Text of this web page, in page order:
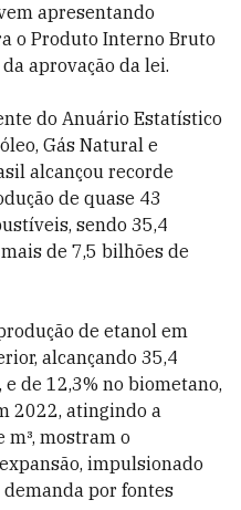
apresentando
o Produto Interno Bruto
aprovação da lei.
do Anuário Estatístico
Gás Natural e
alcançou recorde
de quase 43
sendo 35,4
de 7,5 bilhões de
de etanol em
alcançando 35,4
de 12,3% no biometano,
2022, atingindo a
m³, mostram o
impulsionado
por fontes